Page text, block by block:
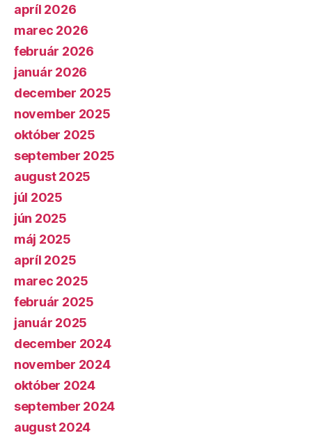
apríl 2026
marec 2026
február 2026
január 2026
december 2025
november 2025
október 2025
september 2025
august 2025
júl 2025
jún 2025
máj 2025
apríl 2025
marec 2025
február 2025
január 2025
december 2024
november 2024
október 2024
september 2024
august 2024